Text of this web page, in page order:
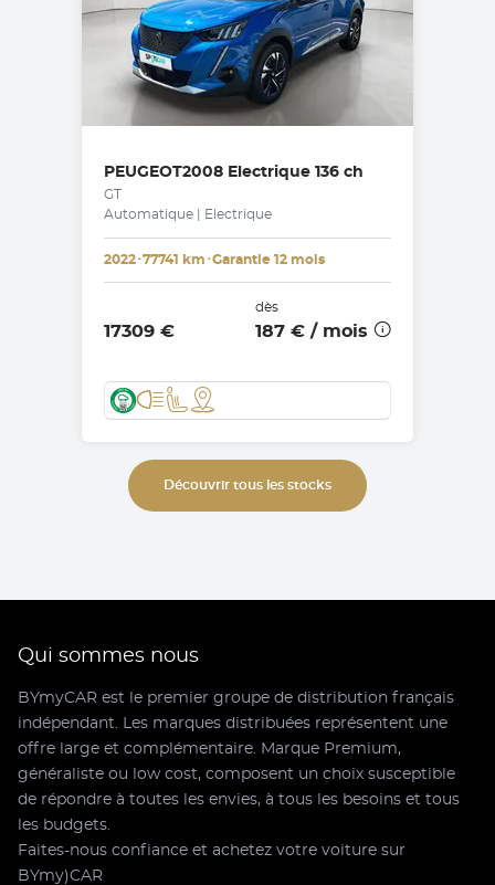
PEUGEOT2008 Electrique 136 ch
GT
Automatique | Electrique
2022･77741 km ･Garantie 12 mois
17309 €
dès
187 € / mois
Découvrir tous les stocks
Qui sommes nous
BYmyCAR est le premier groupe de distribution français
indépendant. Les marques distribuées représentent une
offre large et complémentaire. Marque Premium,
généraliste ou low cost, composent un choix susceptible
de répondre à toutes les envies, à tous les besoins et tous
les budgets.
Faites-nous confiance et achetez votre voiture sur
BYmy)CAR